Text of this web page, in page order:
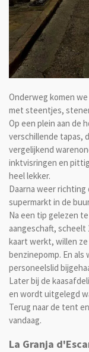
Onderweg komen
met steentjes,
Op een plein aan de
verschillende tapas,
vergelijkend
inktvisringen en
heel lekker.
Daarna weer richting
supermarkt in de
Na een tip gelezen
aangeschaft, scheelt
kaart werkt, willen
benzinepomp. En
personeelslid
Later bij de
en wordt uitgelegd
Terug naar de tent
vandaag.
La Granja